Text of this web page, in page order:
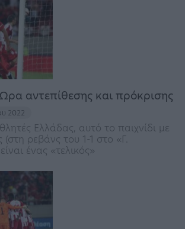
αντεπίθεσης και πρόκρισης
2022
Ελλάδας, αυτό το παιχνίδι με
ρεβάνς του 1-1 στο «Γ.
ένας «τελικός»